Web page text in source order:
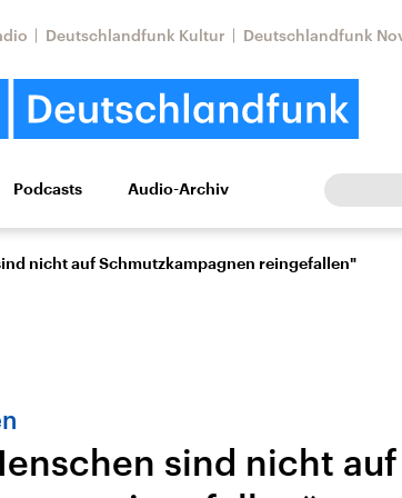
Deutschlandfunk Kultur Deutschlandfunk
Wissen Kultur Europa
Nahostkonflikt
Iran
Podcasts Audio-Archiv
nicht auf Schmutzkampagnen reingefallen"
sind nicht auf